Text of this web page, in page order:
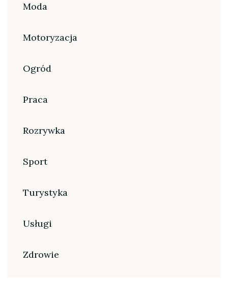
Moda
Motoryzacja
Ogród
Praca
Rozrywka
Sport
Turystyka
Usługi
Zdrowie